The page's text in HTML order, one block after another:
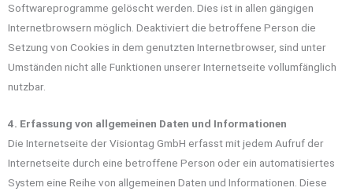
Softwareprogramme gelöscht werden. Dies ist in allen gängigen
Internetbrowsern möglich. Deaktiviert die betroffene Person die
Setzung von Cookies in dem genutzten Internetbrowser, sind unter
Umständen nicht alle Funktionen unserer Internetseite vollumfänglich
nutzbar.
4. Erfassung von allgemeinen Daten und Informationen
Die Internetseite der Visiontag GmbH erfasst mit jedem Aufruf der
Internetseite durch eine betroffene Person oder ein automatisiertes
System eine Reihe von allgemeinen Daten und Informationen. Diese